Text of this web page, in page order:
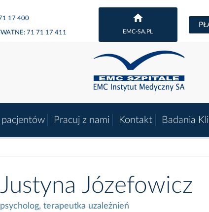
17 400
71 71 17 411 EMC-SA.PL
pacjentów Pracuj z nami Kontakt Badania
Justyna Józefowicz
psycholog, terapeutka uzależnień